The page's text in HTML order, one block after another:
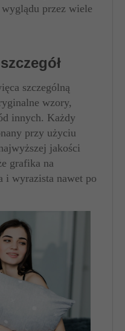
przez wiele
szczególną
wzory,
innych. Każdy
przy użyciu
jakości
grafika na
i wyrazista nawet po